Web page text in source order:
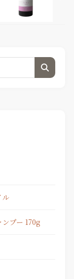
ル
プー 170g